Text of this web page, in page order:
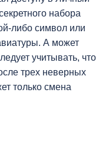
набора
либо символ или
А может
учитывать, что
трех неверных
только смена